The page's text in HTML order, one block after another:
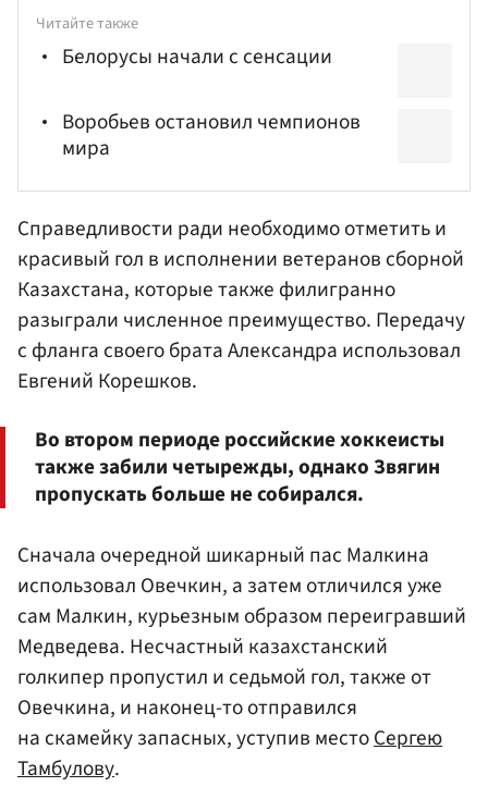
Читайте также
Белорусы начали с сенсации
Воробьев остановил чемпионов
мира
Справедливости ради необходимо отметить и
красивый гол в исполнении ветеранов сборной
Казахстана, которые также филигранно
разыграли численное преимущество. Передачу
с фланга своего брата Александра использовал
Евгений Корешков.
Во втором периоде российские хоккеисты
также забили четырежды, однако Звягин
пропускать больше не собирался.
Сначала очередной шикарный пас Малкина
использовал Овечкин, а затем отличился уже
сам Малкин, курьезным образом переигравший
Медведева. Несчастный казахстанский
голкипер пропустил и седьмой гол, также от
Овечкина, и наконец-то отправился
на скамейку запасных, уступив местоСергею
Тамбулову.